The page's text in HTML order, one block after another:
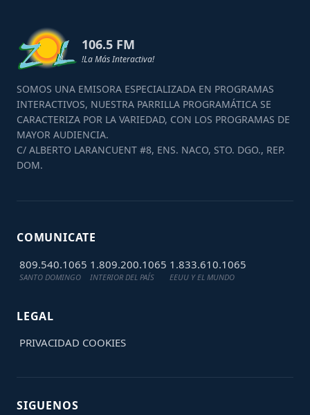
106.5 FM
!La Más Interactiva!
SOMOS UNA EMISORA ESPECIALIZADA EN PROGRAMAS
INTERACTIVOS, NUESTRA PARRILLA PROGRAMÁTICA SE
CARACTERIZA POR LA VARIEDAD, CON LOS PROGRAMAS DE
MAYOR AUDIENCIA.
C/ ALBERTO LARANCUENT #8, ENS. NACO, STO. DGO., REP.
DOM.
COMUNICATE
809.540.1065
SANTO DOMINGO
1.809.200.1065
INTERIOR DEL PAÍS
1.833.610.1065
EEUU Y EL MUNDO
LEGAL
PRIVACIDAD COOKIES
SIGUENOS